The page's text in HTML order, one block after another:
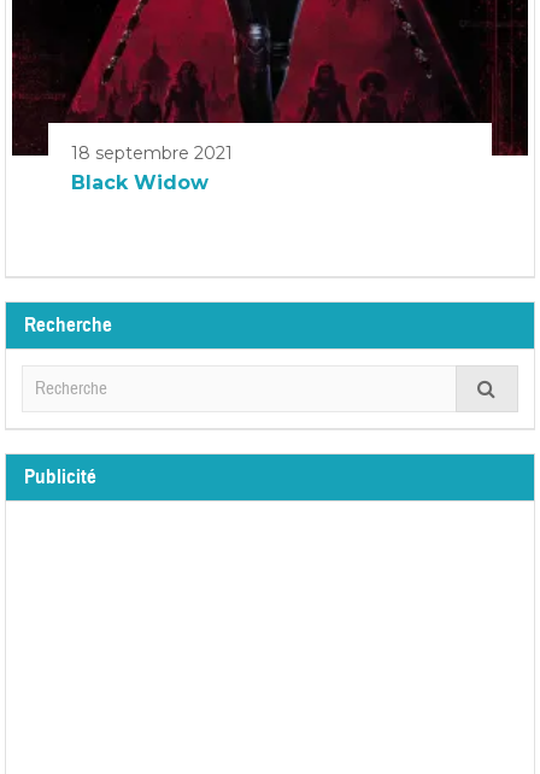
18 septembre 2021
Black Widow
Recherche
Publicité